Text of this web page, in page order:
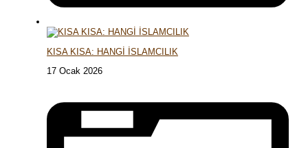
KISA KISA: HANGİ İSLAMCILIK
17 Ocak 2026